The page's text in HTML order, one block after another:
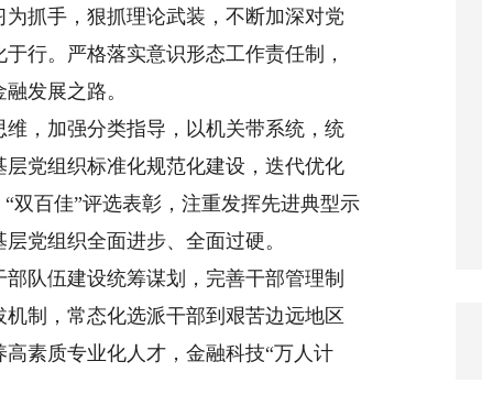
抓手，狠抓理论武装，不断加深对党
行。严格落实意识形态工作责任制，
发展之路。
，加强分类指导，以机关带系统，统
党组织标准化规范化建设，迭代优化
双百佳”评选表彰，注重发挥先进典型示
党组织全面进步、全面过硬。
队伍建设统筹谋划，完善干部管理制
制，常态化选派干部到艰苦边远地区
素质专业化人才，金融科技“万人计